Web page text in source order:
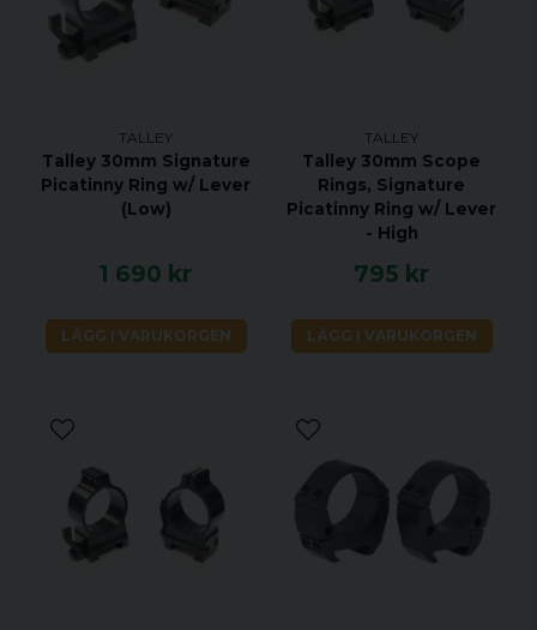
TALLEY
Talley 30mm Signature
Picatinny Ring w/ Lever
(Low)
1 690 kr
LÄGG I VARUKORGEN
TALLEY
Talley 30mm Scope
Rings, Signature
Picatinny Ring w/ Lever
- High
795 kr
LÄGG I VARUKORGEN